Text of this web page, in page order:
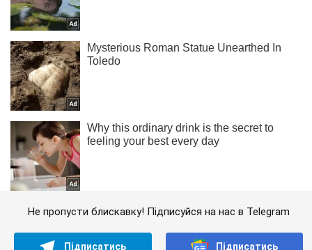
Не пропусти блискавку! Підписуйся на нас в Telegram
Підписатись Підписатись